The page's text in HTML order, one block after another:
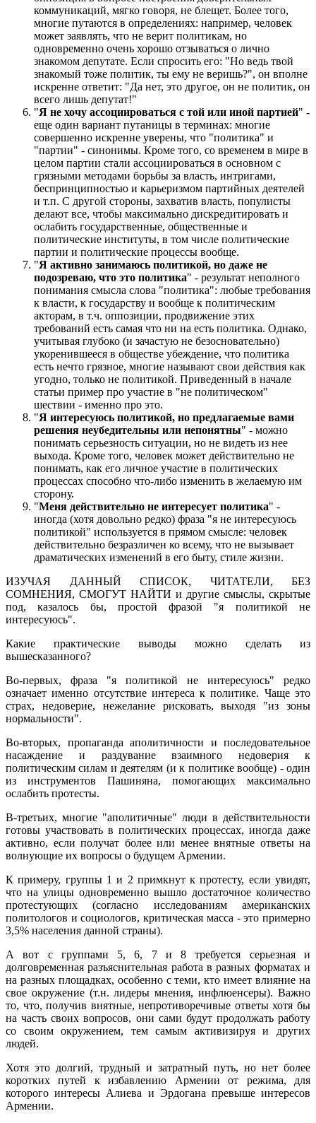
коммуникаций, мягко говоря, не блещет. Более того,
многие путаются в определениях: например, человек
может заявлять, что не верит политикам, но
одновременно очень хорошо отзываться о лично
знакомом депутате. Если спросить его: "Но ведь твой
знакомый тоже политик, ты ему не веришь?", он вполне
искренне ответит: "Да нет, это другое, он не политик, он
всего лишь депутат!"
"Я не хочу ассоциироваться с той или иной партией" -
еще один вариант путаницы в терминах: многие
совершенно искренне уверены, что "политика" и
"партии" - синонимы. Кроме того, со временем в мире в
целом партии стали ассоциироваться в основном с
грязными методами борьбы за власть, интригами,
беспринципностью и карьеризмом партийных деятелей
и т.п. С другой стороны, захватив власть, популисты
делают все, чтобы максимально дискредитировать и
ослабить государственные, общественные и
политические институты, в том числе политические
партии и политические процессы вообще.
"Я активно занимаюсь политикой, но даже не
подозреваю, что это политика" - результат неполного
понимания смысла слова "политика": любые требования
к власти, к государству и вообще к политическим
акторам, в т.ч. оппозиции, продвижение этих
требований есть самая что ни на есть политика. Однако,
учитывая глубоко (и зачастую не безосновательно)
укоренившееся в обществе убеждение, что политика
есть нечто грязное, многие называют свои действия как
угодно, только не политикой. Приведенный в начале
статьи пример про участие в "не политическом"
шествии - именно про это.
"Я интересуюсь политикой, но предлагаемые вами
решения неубедительны или непонятны" - можно
понимать серьезность ситуации, но не видеть из нее
выхода. Кроме того, человек может действительно не
понимать, как его личное участие в политических
процессах способно что-либо изменить в желаемую им
сторону.
"Меня действительно не интересует политика" -
иногда (хотя довольно редко) фраза "я не интересуюсь
политикой" используется в прямом смысле: человек
действительно безразличен ко всему, что не вызывает
драматических изменений в его быту, стиле жизни.
ИЗУЧАЯ ДАННЫЙ СПИСОК, ЧИТАТЕЛИ, БЕЗ
СОМНЕНИЯ, СМОГУТ НАЙТИ и другие смыслы, скрытые
под, казалось бы, простой фразой "я политикой не
интересуюсь".
Какие практические выводы можно сделать из
вышесказанного?
Во-первых, фраза "я политикой не интересуюсь" редко
означает именно отсутствие интереса к политике. Чаще это
страх, недоверие, нежелание рисковать, выходя "из зоны
нормальности".
Во-вторых, пропаганда аполитичности и последовательное
насаждение и раздувание взаимного недоверия к
политическим силам и деятелям (и к политике вообще) - один
из инструментов Пашиняна, помогающих максимально
ослабить протесты.
В-третьих, многие "аполитичные" люди в действительности
готовы участвовать в политических процессах, иногда даже
активно, если получат более или менее внятные ответы на
волнующие их вопросы о будущем Армении.
К примеру, группы 1 и 2 примкнут к протесту, если увидят,
что на улицы одновременно вышло достаточное количество
протестующих (согласно исследованиям американских
политологов и социологов, критическая масса - это примерно
3,5% населения данной страны).
А вот с группами 5, 6, 7 и 8 требуется серьезная и
долговременная разъяснительная работа в разных форматах и
на разных площадках, особенно с теми, кто имеет влияние на
свое окружение (т.н. лидеры мнения, инфлюенсеры). Важно
то, что, получив внятные, непротиворечивые ответы хотя бы
на часть своих вопросов, они сами будут продолжать работу
со своим окружением, тем самым активизируя и других
людей.
Хотя это долгий, трудный и затратный путь, но нет более
коротких путей к избавлению Армении от режима, для
которого интересы Алиева и Эрдогана превыше интересов
Армении.